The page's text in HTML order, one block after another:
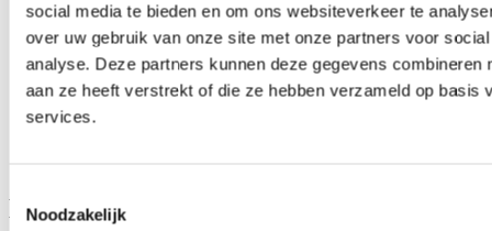
social media te bieden en om ons websiteverkeer te
over uw gebruik van onze site met onze partners voor
analyse. Deze partners kunnen deze gegevens combineren
aan ze heeft verstrekt of die ze hebben verzameld op basis
services.
Noodzakelijk
Originele volumineuze pakketten
Kerstpakketten voor ieder budget
Zelf pakket samenstellen is mogelijk
15 jaar ervaring als pakketsamensteller
De beste service en maatwerk bij